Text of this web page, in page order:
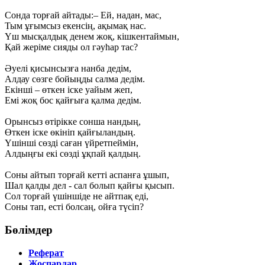
Сонда торғай айтады:– Ей, надан, мас,
Тым ұғымсыз екенсің, ақымақ нас.
Үш мысқалдық денем жоқ, кішкентаймын,
Қай жеріме сияды ол гәуһар тас?
Әуелі қисынсызға нанба дедім,
Алдау сөзге бойыңды салма дедім.
Екінші – өткен іске уайым жеп,
Емі жоқ бос қайғыға қалма дедім.
Орынсыз өтірікке сонша нандың,
Өткен іске өкініп қайғыландың.
Үшінші сөзді саған үйретпеймін,
Алдыңғы екі сөзді ұқпай қалдың.
Соны айтып торғай кетті аспанға ұшып,
Шал қалды дел - сал болып қайғы қысып.
Сол торғай үшіншіде не айтпақ еді,
Соны тап, есті болсаң, ойға түсіп?
Бөлімдер
Реферат